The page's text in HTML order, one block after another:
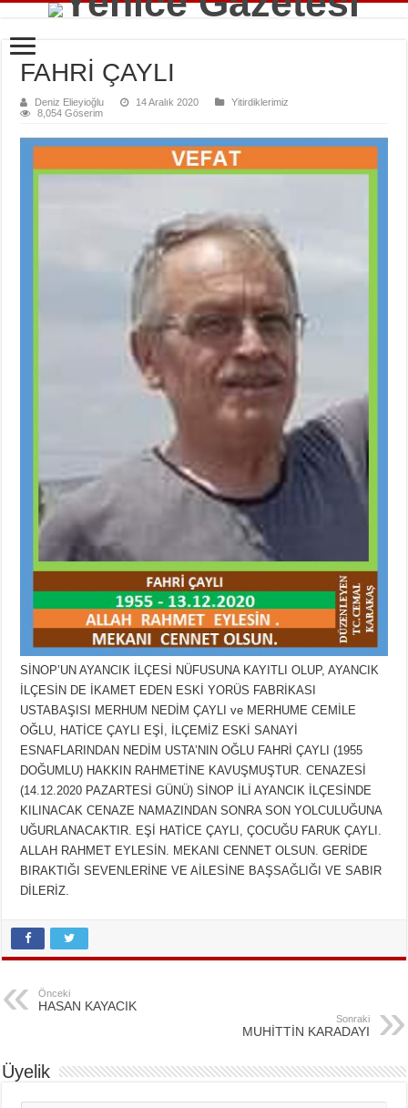
FAHRİ ÇAYLI
Deniz Elieyioğlu 14 Aralık 2020
Yitirdiklerimiz
8,054 Göserim
SİNOP’UN AYANCIK İLÇESİ NÜFUSUNA KAYITLI OLUP, AYANCIK
İLÇESİN DE İKAMET EDEN ESKİ YORÜS FABRİKASI
USTABAŞISI MERHUM NEDİM ÇAYLI ve MERHUME CEMİLE
OĞLU, HATİCE ÇAYLI EŞİ, İLÇEMİZ ESKİ SANAYİ
ESNAFLARINDAN NEDİM USTA’NIN OĞLU FAHRİ ÇAYLI (1955
DOĞUMLU) HAKKIN RAHMETİNE KAVUŞMUŞTUR. CENAZESİ
(14.12.2020 PAZARTESİ GÜNÜ) SİNOP İLİ AYANCIK İLÇESİNDE
KILINACAK CENAZE NAMAZINDAN SONRA SON YOLCULUĞUNA
UĞURLANACAKTIR. EŞİ HATİCE ÇAYLI, ÇOCUĞU FARUK ÇAYLI.
ALLAH RAHMET EYLESİN. MEKANI CENNET OLSUN. GERİDE
BIRAKTIĞI SEVENLERİNE VE AİLESİNE BAŞSAĞLIĞI VE SABIR
DİLERİZ.
Önceki
HASAN KAYACIK
Sonraki
MUHİTTİN KARADAYI
Üyelik